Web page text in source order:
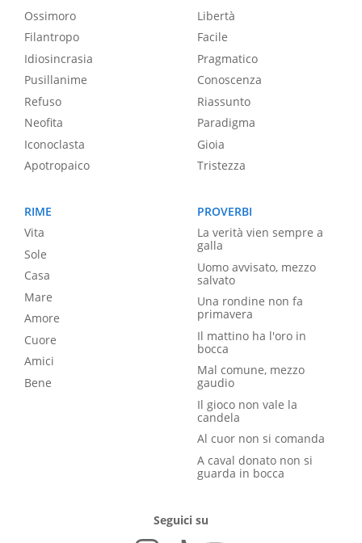
Ossimoro
Filantropo
Idiosincrasia
Pusillanime
Refuso
Neofita
Iconoclasta
Apotropaico
Libertà
Facile
Pragmatico
Conoscenza
Riassunto
Paradigma
Gioia
Tristezza
RIME
Vita
Sole
Casa
Mare
Amore
Cuore
Amici
Bene
PROVERBI
La verità vien sempre a
galla
Uomo avvisato, mezzo
salvato
Una rondine non fa
primavera
Il mattino ha l'oro in
bocca
Mal comune, mezzo
gaudio
Il gioco non vale la
candela
Al cuor non si comanda
A caval donato non si
guarda in bocca
Seguici su